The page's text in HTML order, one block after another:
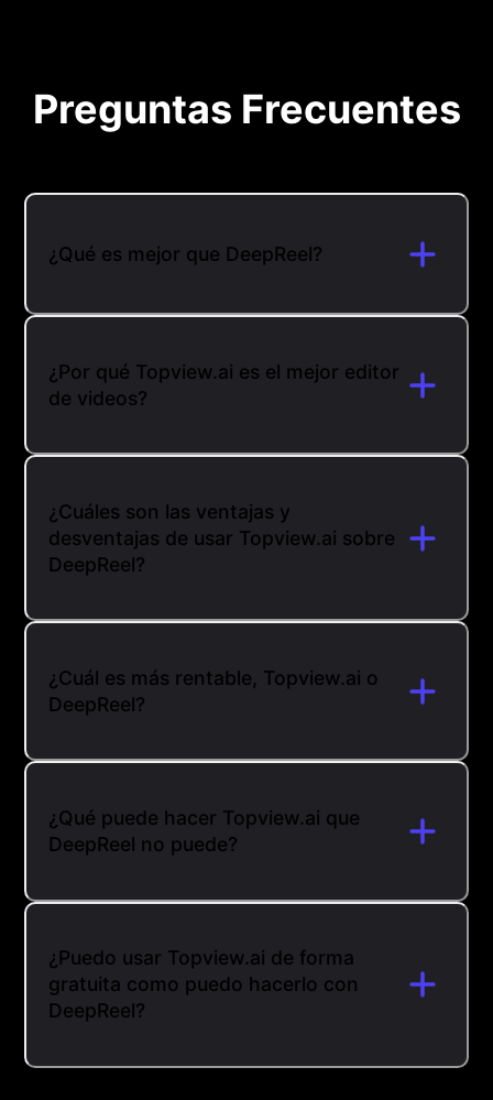
Preguntas Frecuentes
¿Qué es mejor que DeepReel?
¿Por qué Topview.ai es el mejor editor
de videos?
¿Cuáles son las ventajas y
desventajas de usar Topview.ai sobre
DeepReel?
¿Cuál es más rentable, Topview.ai o
DeepReel?
¿Qué puede hacer Topview.ai que
DeepReel no puede?
¿Puedo usar Topview.ai de forma
gratuita como puedo hacerlo con
DeepReel?